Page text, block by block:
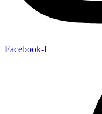
Facebook-f